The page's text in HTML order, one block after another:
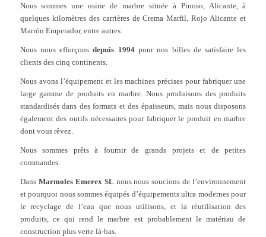
Nous sommes une usine de marbre située à Pinoso, Alicante, à
quelques kilomètres des carrières de Crema Marfil, Rojo Alicante et
Marrón Emperador, entre autres.
Nous nous efforçonsdepuis 1994pour nos billes de satisfaire les
clients des cinq continents.
Nous avons l’équipement et les machines précises pour fabriquer une
large gamme de produits en marbre. Nous produisons des produits
standardisés dans des formats et des épaisseurs, mais nous disposons
également des outils nécessaires pour fabriquer le produit en marbre
dont vous rêvez.
Nous sommes prêts à fournir de grands projets et de petites
commandes.
Dans Marmoles Emerex SL nous nous soucions de l’environnement
et pourquoi nous sommes équipés d’équipements ultra modernes pour
le recyclage de l’eau que nous utilisons, et la réutilisation des
produits, ce qui rend le marbre est probablement le matériau de
construction plus verte là-bas.